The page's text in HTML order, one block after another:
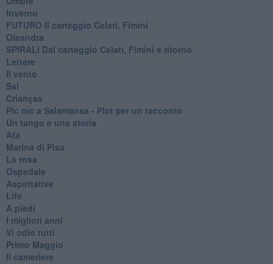
Inverno
FUTURO Il carteggio Celati, Fimini
Oleandra
SPIRALI Dal carteggio Celati, Fimini e ritorno
Lettere
Il vento
Sal
Crianças
Pic nic a Salamansa - Plot per un racconto
Un tango e una storia
Afa
Marina di Pisa
La rosa
Ospedale
Aspettative
Life
A piedi
I migliori anni
Vi odio tutti
Primo Maggio
Il cameriere